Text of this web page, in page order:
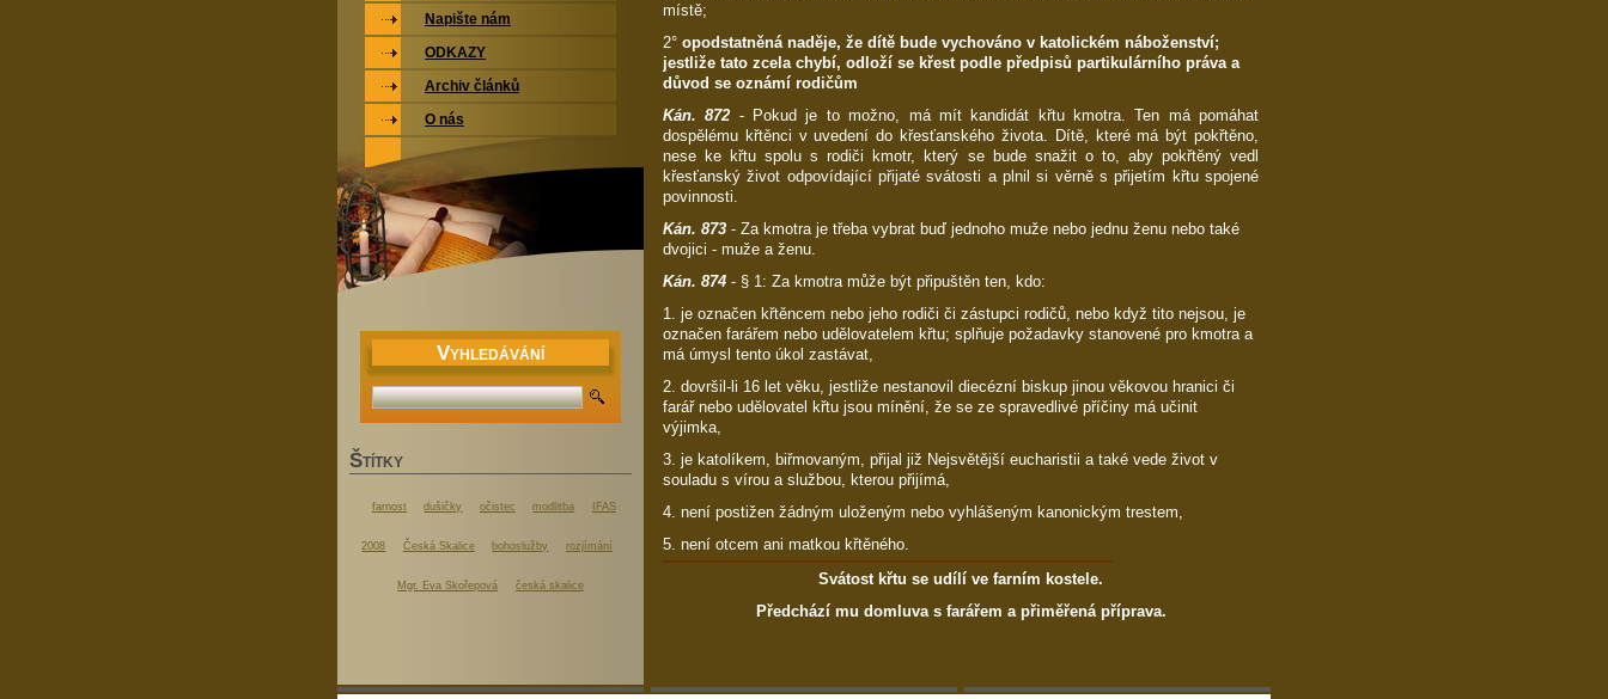
místě;
2° opodstatněná naděje, že dítě bude vychováno v katolickém náboženství;
jestliže tato zcela chybí, odloží se křest podle předpisů partikulárního práva a
důvod se oznámí rodičům
Kán. 872 - Pokud je to možno, má mít kandidát křtu kmotra. Ten má pomáhat
dospělému křtěnci v uvedení do křesťanského života. Dítě, které má být pokřtěno,
nese ke křtu spolu s rodiči kmotr, který se bude snažit o to, aby pokřtěný vedl
křesťanský život odpovídající přijaté svátosti a plnil si věrně s přijetím křtu spojené
povinnosti.
Kán. 873 - Za kmotra je třeba vybrat buď jednoho muže nebo jednu ženu nebo také
dvojici - muže a ženu.
Kán. 874 - § 1: Za kmotra může být připuštěn ten, kdo:
1. je označen křtěncem nebo jeho rodiči či zástupci rodičů, nebo když tito nejsou, je
označen farářem nebo udělovatelem křtu; splňuje požadavky stanovené pro kmotra a
má úmysl tento úkol zastávat,
2. dovršil-li 16 let věku, jestliže nestanovil diecézní biskup jinou věkovou hranici či
farář nebo udělovatel křtu jsou mínění, že se ze spravedlivé příčiny má učinit
výjimka,
3. je katolíkem, biřmovaným, přijal již Nejsvětější eucharistii a také vede život v
souladu s vírou a službou, kterou přijímá,
4. není postižen žádným uloženým nebo vyhlášeným kanonickým trestem,
5. není otcem ani matkou křtěného.
Svátost křtu se udílí ve farním kostele.
Předchází mu domluva s farářem a přiměřená příprava.
Napište nám
ODKAZY
Archiv článků
O nás
VYHLEDÁVÁNÍ
ŠTÍTKY
farnost dušičky očistec modlitba IFAS
2008 Česká Skalice bohoslužby rozjímání
Mgr. Eva Skořepová česká skalice